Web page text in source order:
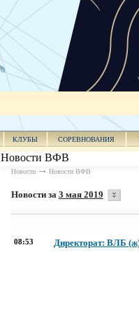
КЛУБЫ СОРЕВНОВАНИЯ
Новости ВФВ
Новости Новости ВФВ
Новости за 3 мая 2019
08:53 Директорат: ВЛБ